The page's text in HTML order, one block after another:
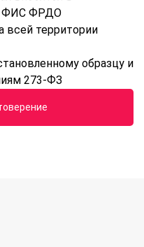
ФИС ФРДО
территории
образцу и
273-ФЗ